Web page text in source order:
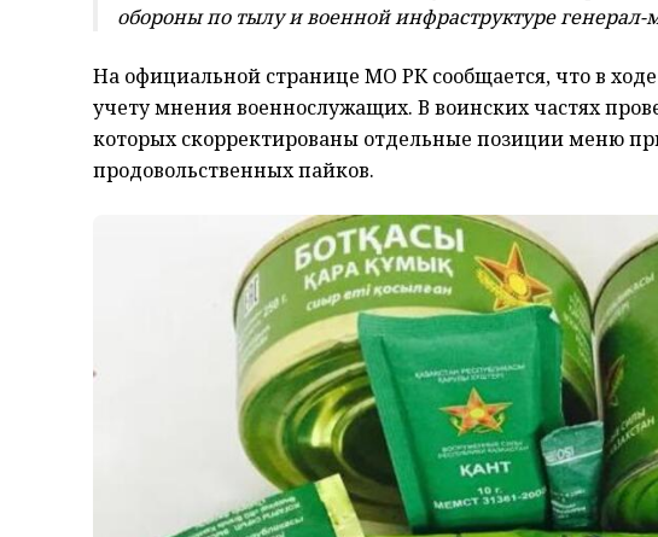
обороны по тылу и военной инфраструктуре
На официальной странице МО РК сообщается, что в
учету мнения военнослужащих. В воинских частях
которых скорректированы отдельные позиции меню
продовольственных пайков.